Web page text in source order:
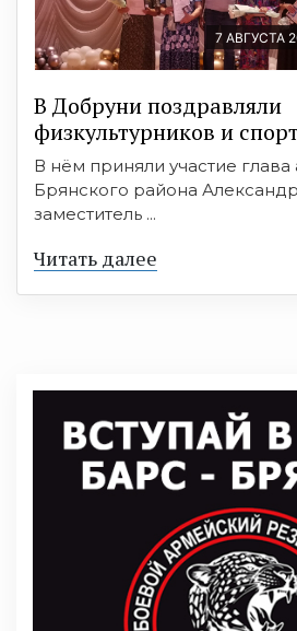
7 АВГУСТА
В Добруни поздравляли
физкультурников и
В нём приняли участие
Брянского района
заместитель ...
Читать далее